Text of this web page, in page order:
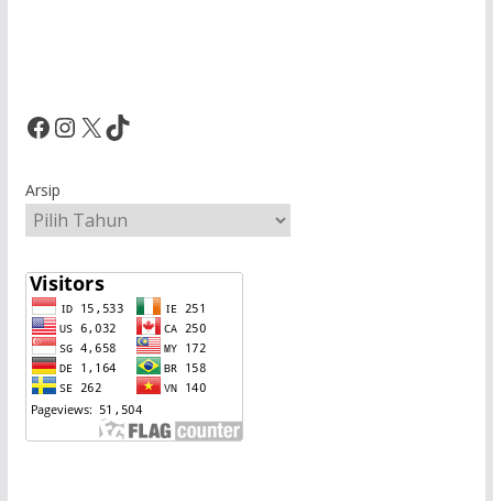
Facebook InstagramX TikTok
Arsip